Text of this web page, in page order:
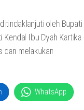
oleh Bupati
Ibu Dyah Kartika
dan melakukan
WhatsApp